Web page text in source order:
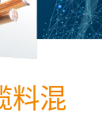
料混